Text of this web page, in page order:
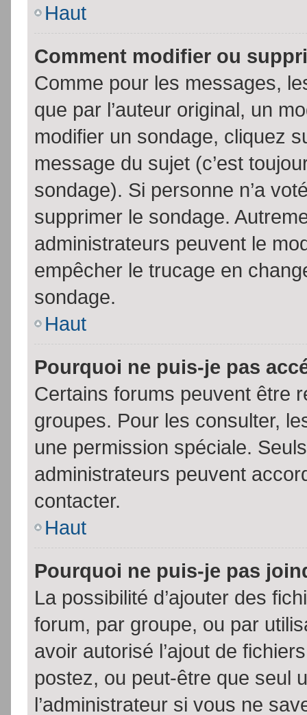
Haut
Comment modifier ou
Comme pour les messages,
que par l’auteur original, un
modifier un sondage, cliquez
message du sujet (c’est
sondage). Si personne n’a
supprimer le sondage.
administrateurs peuvent le
empêcher le trucage en
sondage.
Haut
Pourquoi ne puis-je pas
Certains forums peuvent être
groupes. Pour les consulter,
une permission spéciale.
administrateurs peuvent
contacter.
Haut
Pourquoi ne puis-je pas
La possibilité d’ajouter des
forum, par groupe, ou par
avoir autorisé l’ajout de
postez, ou peut-être que seul
l’administrateur si vous ne